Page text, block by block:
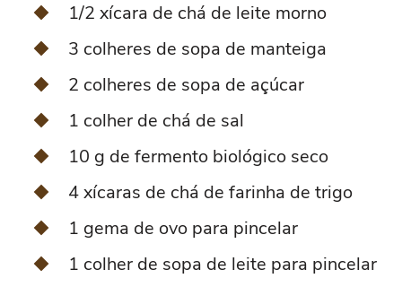
1/2 xícara de chá de leite morno
3 colheres de sopa de manteiga
2 colheres de sopa de açúcar
1 colher de chá de sal
10 g de fermento biológico seco
4 xícaras de chá de farinha de trigo
1 gema de ovo para pincelar
1 colher de sopa de leite para pincelar